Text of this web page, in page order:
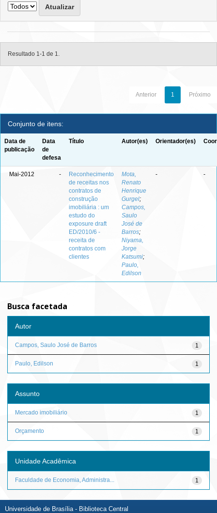
Resultado 1-1 de 1.
Anterior 1 Próximo
Conjunto de itens:
Data de
publicação
Data
de
defesa
Título Autor(es) Orientador(es)
Mai-2012 -
Reconhecimento
de receitas nos
contratos de
construção
imobiliária : um
estudo do
exposure draft
ED/2010/6 -
receita de
contratos com
clientes
Mota,
Renato
Henrique
Gurgel;
Campos,
Saulo
José de
Barros;
Niyama,
Jorge
Katsumi;
Paulo,
Edilson
- -
Busca facetada
Autor
1
Campos, Saulo José de Barros
1
Paulo, Edilson
Assunto
1
Mercado imobiliário
1
Orçamento
Unidade Acadêmica
1
Faculdade de Economia, Administra...
Universidade de Brasília - Biblioteca Central